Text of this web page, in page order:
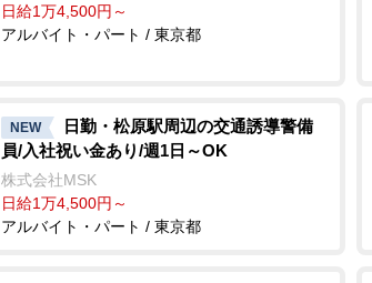
日給1万4,500円～
アルバイト・パート / 東京都
NEW
日勤・松原駅周辺の交通誘導警備
員/入社祝い金あり/週1日～OK
株式会社MSK
日給1万4,500円～
アルバイト・パート / 東京都